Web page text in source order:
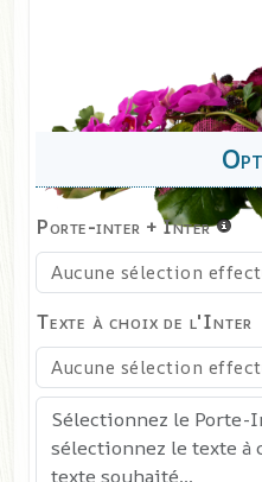
Porte-inter + Inter
Texte à choix de l'Inter